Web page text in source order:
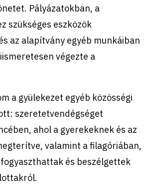
Pályázatokban, a
szükséges eszközök
az alapítvány egyéb munkáiban
végezte a
a gyülekezet egyéb közösségi
szeretetvendégséget
ahol a gyerekeknek és az
valamint a filagóriában,
és beszélgettek